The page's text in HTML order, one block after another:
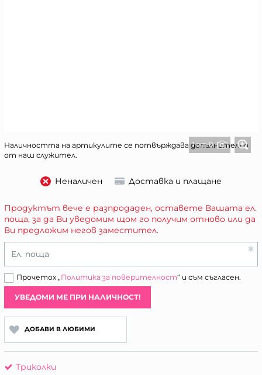
1 от 8
Наличността на артикулите се потвърждава допълнително
от наш служител.
Неналичен Доставка и плащане
Продуктът вече е разпродаден, оставете Вашата ел.
поща, за да Ви уведомим щом го получим отново или да
Ви предложим негов заместител.
Ел. поща
Прочетох „Политика за поверителност“ и съм съгласен.
УВЕДОМИ МЕ ПРИ НАЛИЧНОСТ!
ДОБАВИ В ЛЮБИМИ
Триколки